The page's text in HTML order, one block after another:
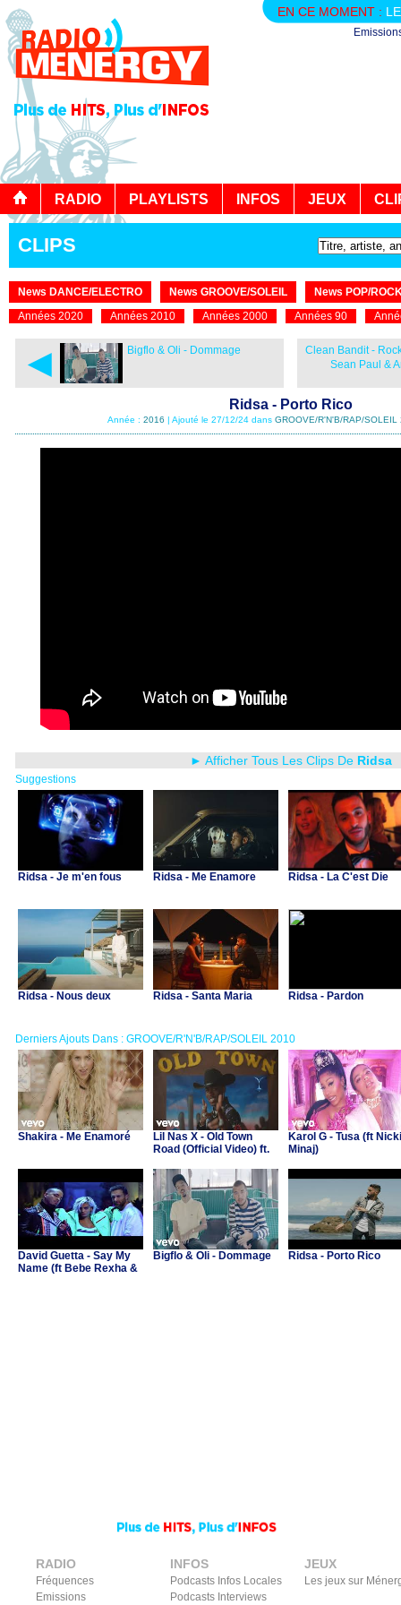
EN CE MOMENT :
RADIO PLAYLISTS INFOS JEUX
CLIPS
News DANCE/ELECTRO News GROOVE/SOLEIL
News POP/
Années 2020
Années 2010 Années 2000 Années 90
◄ Bigflo & Oli - Dommage
Clean Bandit -
Sean Paul &
Ridsa - Porto Rico
Année : 2016 | Ajouté le 27/12/24 dans GROOVE/R'N'B/RAP/SOLEIL
► Afficher Tous Les Clips De Ridsa
Suggestions
Ridsa - Je m'en fous Ridsa - Me Enamore Ridsa - La C'est Die
Ridsa - Nous deux Ridsa - Santa Maria Ridsa - Pardon
Derniers Ajouts Dans : GROOVE/R'N'B/RAP/SOLEIL 2010
Shakira - Me Enamoré
Lil Nas X - Old Town
Road (Official Video) ft.
Karol G - Tusa (ft Nicki
Minaj)
David Guetta - Say My
Name (ft Bebe Rexha &
Bigflo & Oli - Dommage Ridsa - Porto Rico
RADIO
Fréquences
Emissions
INFOS
Podcasts Infos Locales
Podcasts Interviews
JEUX
Les jeux sur